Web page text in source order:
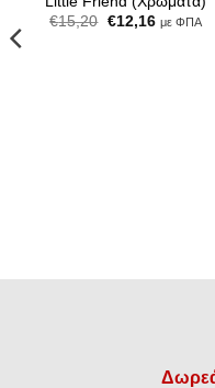
€15,20 Original
€12,16Ημε ΦΠΑ